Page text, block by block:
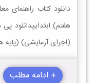
دانلود کتاب راهنمای
هفتم) ابتداییدانلود
(اجرای آزمایشی) (پایه هفتم)
+ ادامه مطلب